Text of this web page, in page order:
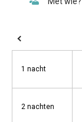
1 nacht
2 nachten